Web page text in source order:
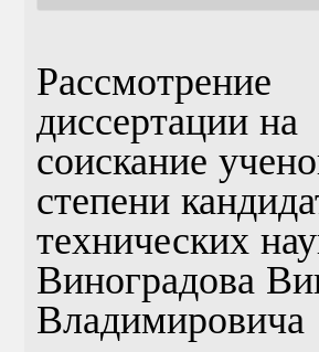
Рассмотрение
диссертации на
соискание
степени
технических
Виноградова
Владимировича